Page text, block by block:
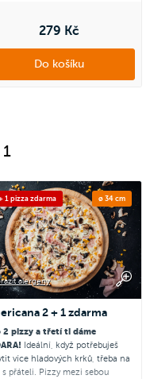
279 Kč
Do košíku
1 pizza zdarma ø 34 cm
alergeny
2 + 1 zdarma
2 pizzy a třetí ti dáme
Ideální, když potřebuješ
více hladových krků, třeba na
s přáteli. Pizzy mezi sebou